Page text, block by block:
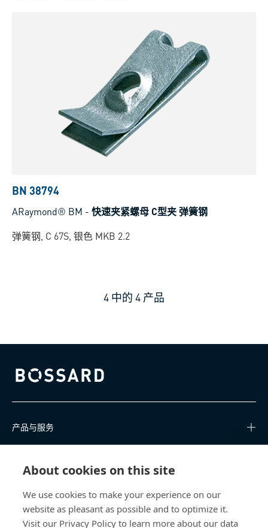
About cookies on this site
We use cookies to make your experience on our
website as pleasant as possible and to optimize it.
Visit our Privacy Policy to learn more about our data
BN 38794
ARaymond® BM - 快速夹紧螺母 C型夹 弹簧钢
弹簧钢, C 67S, 银色 MKB 2.2
4 中的 4 产品
Bossard homepage
产品与服务
关于我们